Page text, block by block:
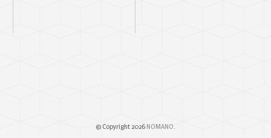
© Copyright 2026 NOMANO.